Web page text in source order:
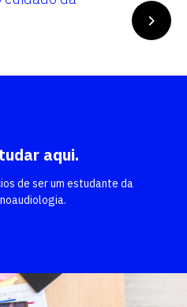
aqui.
de ser um estudante da